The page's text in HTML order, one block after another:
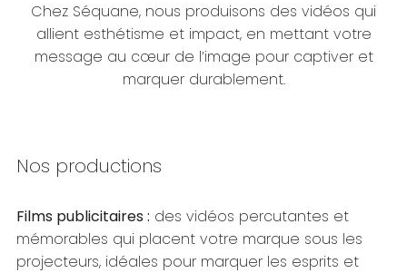
Chez Séquane, nous produisons des vidéos qui
allient esthétisme et impact, en mettant votre
message au cœur de l’image pour captiver et
marquer durablement.
Nos productions
Films publicitaires : des vidéos percutantes et
mémorables qui placent votre marque sous les
projecteurs, idéales pour marquer les esprits et